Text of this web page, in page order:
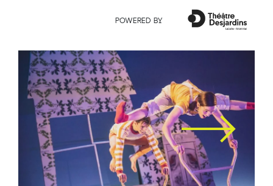
POWERED BY
répertoire de la chanson québécoise pour
multidisciplinaire. Les œuvres de Gilles
Vigneault, de Claude Léveillée et de Félix
Leclerc s’arriment à celles d’Alexandre
Désilets, d’Alexis Dumais et de Lise
Vaillancourt pour fixer le canevas d’une
chorégraphie qui oscille entre fougue et
poésie, entre douceur et tonicité.